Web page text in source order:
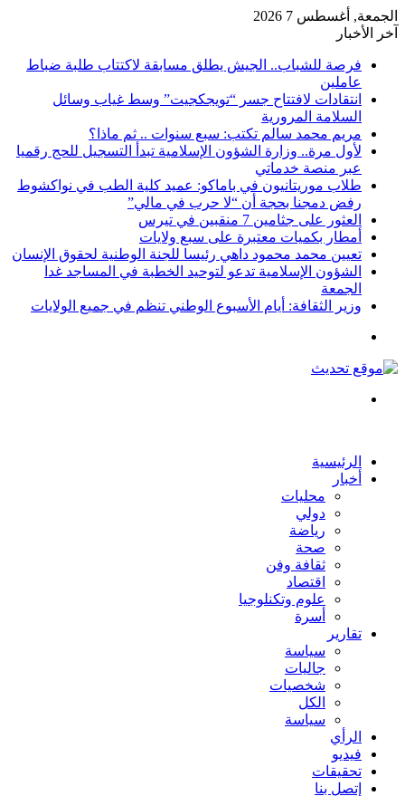
الجمعة, أغسطس 7 2026
آخر الأخبار
فرصة للشباب.. الجيش يطلق مسابقة لاكتتاب طلبة ضباط
عاملين
انتقادات لافتتاح جسر “تويجكجيت” وسط غياب وسائل
السلامة المرورية
مريم محمد سالم تكتب: سبع سنوات .. ثم ماذا؟
لأول مرة.. وزارة الشؤون الإسلامية تبدأ التسجيل للحج رقميا
عبر منصة خدماتي
طلاب موريتانيون في باماكو: عميد كلية الطب في نواكشوط
رفض دمجنا بحجة أن “لا حرب في مالي”
العثور على جثامين 7 منقبين في تيرس
أمطار بكميات معتبرة على سبع ولايات
تعيين محمد محمود داهي رئيسا للجنة الوطنية لحقوق الإنسان
الشؤون الإسلامية تدعو لتوحيد الخطبة في المساجد غدا
الجمعة
وزير الثقافة: أيام الأسبوع الوطني تنظم في جميع الولايات
الرئيسية
أخبار
محليات
دولي
رياضة
صحة
ثقافة وفن
اقتصاد
علوم وتكنلوجيا
أسرة
تقارير
سياسة
جاليات
شخصيات
الكل
سياسة
الرأي
فيديو
تحقيقات
إتصل بنا